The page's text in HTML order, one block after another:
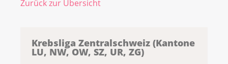
Zurück zur Übersicht
Krebsliga Zentralschweiz (Kantone
LU, NW, OW, SZ, UR, ZG)